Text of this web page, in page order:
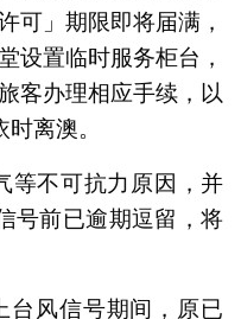
可」期限即将届满，
设置临时服务柜台，
客办理相应手续，以
离澳。
等不可抗力原因，并
号前已逾期逗留，将
台风信号期间，原已